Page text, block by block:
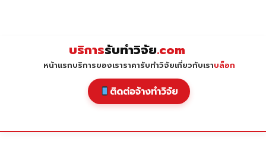
บริการรับทำวิจัย.com
หน้าแรกบริการของเราราคารับทำวิจัยเกี่ยวกับเราบล็อก
ติดต่อจ้างทำวิจัย